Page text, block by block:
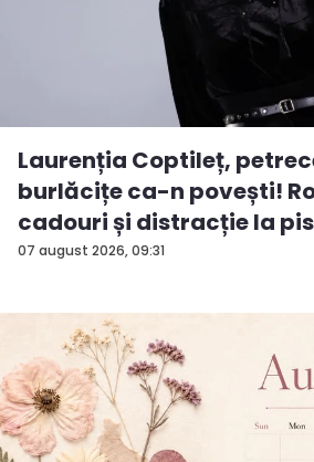
07 august 2026, 09:31
Laurenția Coptileț,
burlăcițe ca-n povești!
cadouri și distracție la
surp...